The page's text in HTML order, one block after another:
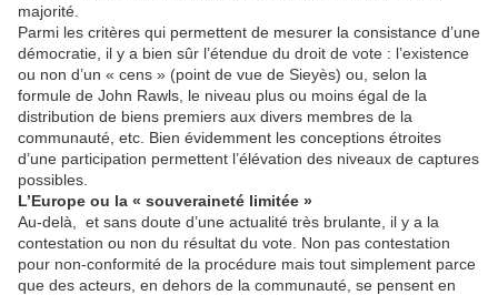
majorité.
Parmi les critères qui permettent de mesurer la consistance d’une
démocratie, il y a bien sûr l’étendue du droit de vote : l’existence
ou non d’un « cens » (point de vue de Sieyès) ou, selon la
formule de John Rawls, le niveau plus ou moins égal de la
distribution de biens premiers aux divers membres de la
communauté, etc. Bien évidemment les conceptions étroites
d’une participation permettent l’élévation des niveaux de captures
possibles.
L’Europe ou la « souveraineté limitée »
Au-delà, et sans doute d’une actualité très brulante, il y a la
contestation ou non du résultat du vote. Non pas contestation
pour non-conformité de la procédure mais tout simplement parce
que des acteurs, en dehors de la communauté, se pensent en